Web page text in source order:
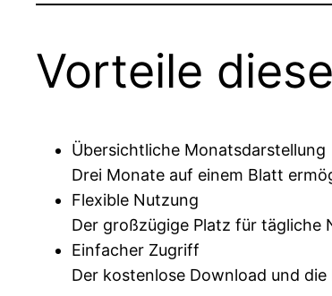
Vorteile
Übersichtliche Monatsdarstellung
Drei Monate auf einem Blatt
Flexible Nutzung
Der großzügige Platz für
Einfacher Zugriff
Der kostenlose Download und